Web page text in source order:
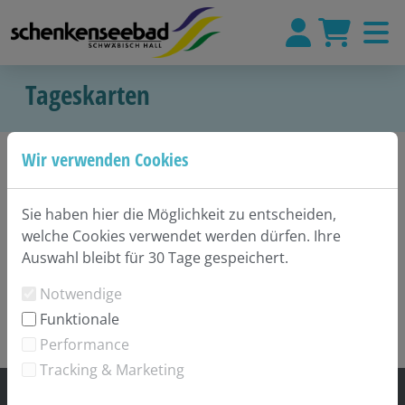
Tageskarten
Wir verwenden Cookies
Sie haben hier die Möglichkeit zu entscheiden,
welche Cookies verwendet werden dürfen. Ihre
Auswahl bleibt für 30 Tage gespeichert.
Notwendige
Funktionale
Performance
Tracking & Marketing